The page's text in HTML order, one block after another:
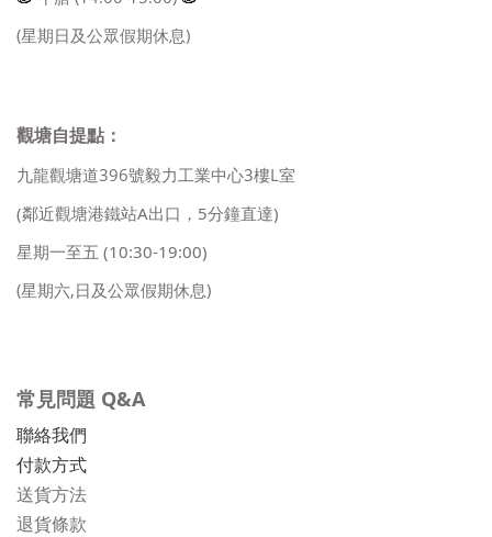
(星期日及公眾假期休息)
觀塘自提點：
九龍觀塘道396號毅力工業中心3樓L室
(鄰近觀塘港鐵站A出口，5分鐘直達)
星期一至五 (10:30-19:00)
(星期六,日及公眾假期休息)
常見問題 Q&A
聯絡我們
付款方式
送貨方法
退貨條款